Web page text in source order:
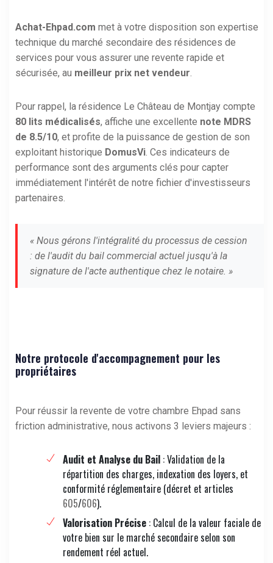
Achat-Ehpad.com met à votre disposition son expertise
technique du marché secondaire des résidences de
services pour vous assurer une revente rapide et
sécurisée, au meilleur prix net vendeur.
Pour rappel, la résidence Le Château de Montjay compte
80 lits médicalisés, affiche une excellente note MDRS
de 8.5/10, et profite de la puissance de gestion de son
exploitant historique DomusVi. Ces indicateurs de
performance sont des arguments clés pour capter
immédiatement l'intérêt de notre fichier d'investisseurs
partenaires.
« Nous gérons l'intégralité du processus de cession
: de l'audit du bail commercial actuel jusqu'à la
signature de l'acte authentique chez le notaire. »
Notre protocole d'accompagnement pour les
propriétaires
Pour réussir la revente de votre chambre Ehpad sans
friction administrative, nous activons 3 leviers majeurs :
Audit et Analyse du Bail : Validation de la
répartition des charges, indexation des loyers, et
conformité réglementaire (décret et articles
605/606).
Valorisation Précise : Calcul de la valeur faciale de
votre bien sur le marché secondaire selon son
rendement réel actuel.